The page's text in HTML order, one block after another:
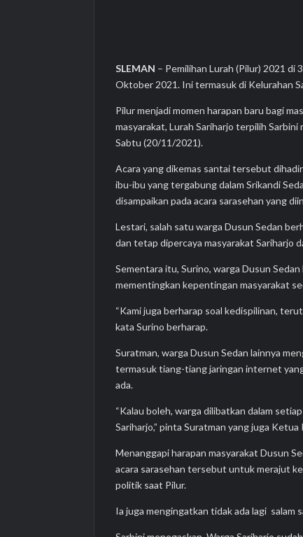
SLEMAN – Pemilihan Lurah (Pilur) 2021 di
Oktober 2021. Ini termasuk di Kelurahan
Pilur menjadi momen harapan baru bagi
masyarakat, Lurah Sariharjo terpilih
Sabtu (20/11/2021).
Acara yang dikemas santai tersebut
ibu-ibu yang tergabung dalam Srikandi
disampaikan pada acara sarasehan yang
Lestari, salah satu warga Dusun Sedan
dan tetap dipercaya masyarakat Sariharjo
Sementara itu, Surino, warga Dusun
mementingkan kepentingan masyarakat
“Kami juga berharap soal kedispilinan,
kata Surino berharap.
Suratman, warga Dusun Sedan lainnya
termasuk tiang-tiang jaringan internet
ada.
“Kalau boleh, warga dilibatkan dalam
Sariharjo,” pinta Suratman yang juga
Menanggapi harapan masyarakat Dusun
acara sarasehan tersebut untuk merajut
politik saat Pilur.
Ia juga mengingatkan tidak ada lagi salam